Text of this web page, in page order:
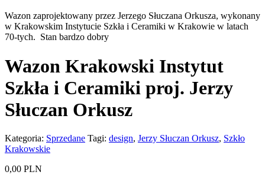
Wazon zaprojektowany przez Jerzego Słuczana Orkusza, wykonany
w Krakowskim Instytucie Szkła i Ceramiki w Krakowie w latach
70-tych. Stan bardzo dobry
Wazon Krakowski Instytut
Szkła i Ceramiki proj. Jerzy
Słuczan Orkusz
Kategoria: Sprzedane Tagi: design, Jerzy Słuczan Orkusz, Szkło
Krakowskie
0,00 PLN